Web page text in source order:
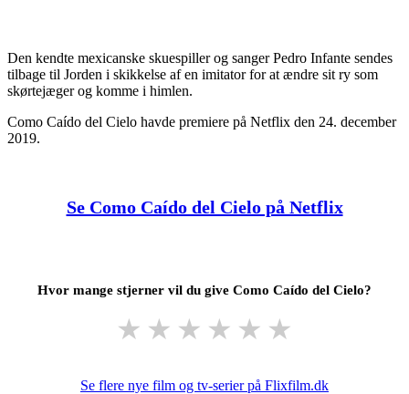
Den kendte mexicanske skuespiller og sanger Pedro Infante sendes
tilbage til Jorden i skikkelse af en imitator for at ændre sit ry som
skørtejæger og komme i himlen.
Como Caído del Cielo havde premiere på Netflix den 24. december
2019.
Se Como Caído del Cielo på Netflix
Hvor mange stjerner vil du give Como Caído del Cielo?
★ ★ ★ ★ ★ ★
Se flere nye film og tv-serier på Flixfilm.dk